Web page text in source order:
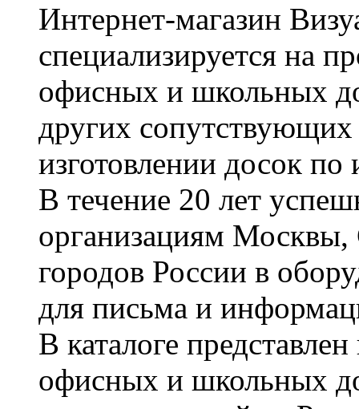
Интернет-магазин
специализируется на
офисных и школьных
других сопутствующих
изготовлении досок по
В течение 20 лет
организациям Москвы,
городов России в
для письма и
В каталоге
офисных и школьных